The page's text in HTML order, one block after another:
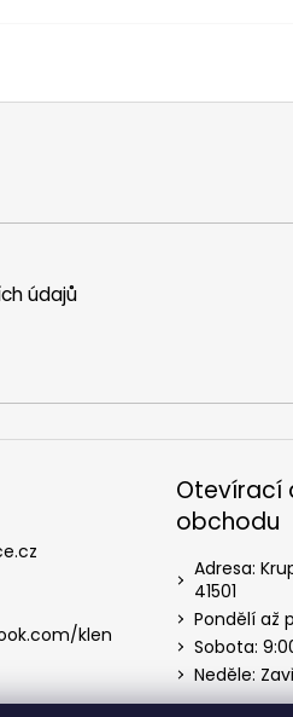
údajů
klen
Otevírací
obchodu
Adresa:
41501
Pondělí až
Sobota:
Neděle: